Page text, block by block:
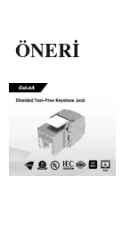
ÖNERI